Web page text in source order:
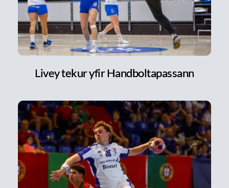
Livey tekur yfir Handboltapassann